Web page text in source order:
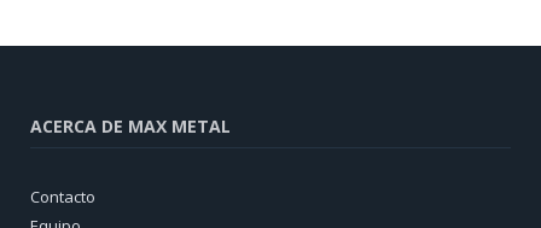
ACERCA DE MAX METAL
Contacto